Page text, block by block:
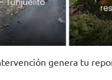
genera tu